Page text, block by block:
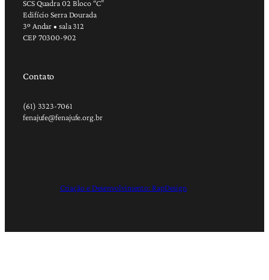
SCS Quadra 02 Bloco “C”
Edifício Serra Dourada
3º Andar • sala 312
CEP 70300-902
Contato
(61) 3323-7061
fenajufe@fenajufe.org.br
Criação e Desenvolvimento: RapDesign